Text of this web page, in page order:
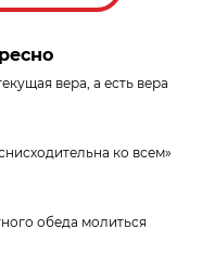
вера, а есть вера
ко всем»
обеда молиться